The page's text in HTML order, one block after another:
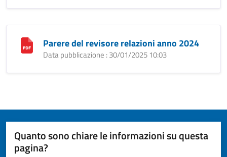
Parere del revisore relazioni anno 2024
Data pubblicazione : 30/01/2025 10:03
Quanto sono chiare le informazioni su questa
pagina?